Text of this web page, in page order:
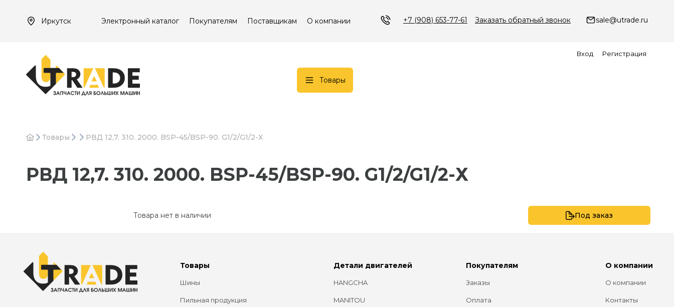
Иркутск Электронный каталог Покупателям Поставщикам О компании +7 (908) 653-77-61 Заказать обратный звонок sale@utrade.ru
Вход Регистрация
Товары
Товары РВД 12,7. 310. 2000. BSP-45/BSP-90. G1/2/G1/2-Х
РВД 12,7. 310. 2000. BSP-45/BSP-90. G1/2/G1/2-Х
Товара нет в наличии Под заказ
Товары
Шины
Пильная продукция
Детали двигателей
HANGCHA
MANITOU
Покупателям
Заказы
Оплата
О компании
О компании
Контакты